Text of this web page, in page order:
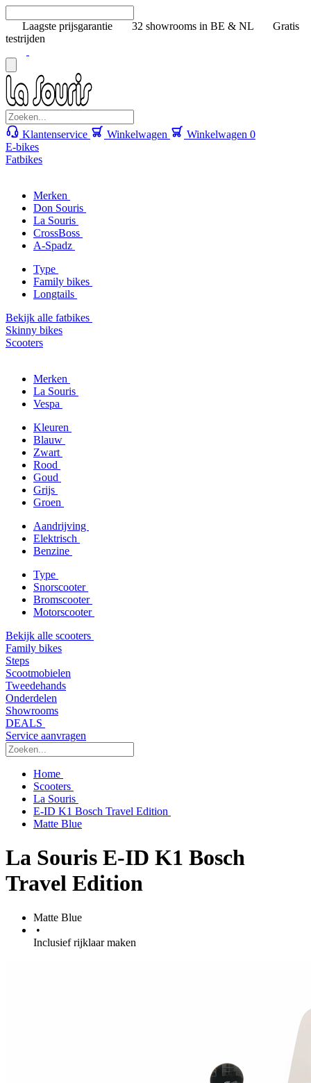
Laagste prijsgarantie 32 showrooms in BE & NL
Gratis
testrijden
Klantenservice Winkelwagen Winkelwagen 0
E-bikes
Fatbikes
Merken
Don Souris
La Souris
CrossBoss
A-Spadz
Type
Family bikes
Longtails
Bekijk alle fatbikes
Skinny bikes
Scooters
Merken
La Souris
Vespa
Kleuren
Blauw
Zwart
Rood
Goud
Grijs
Groen
Aandrijving
Elektrisch
Benzine
Type
Snorscooter
Bromscooter
Motorscooter
Bekijk alle scooters
Family bikes
Steps
Scootmobielen
Tweedehands
Onderdelen
Showrooms
DEALS
Service aanvragen
Home
Scooters
La Souris
E-ID K1 Bosch Travel Edition
Matte Blue
La Souris E-ID K1 Bosch
Travel Edition
Matte Blue
•
Inclusief rijklaar maken